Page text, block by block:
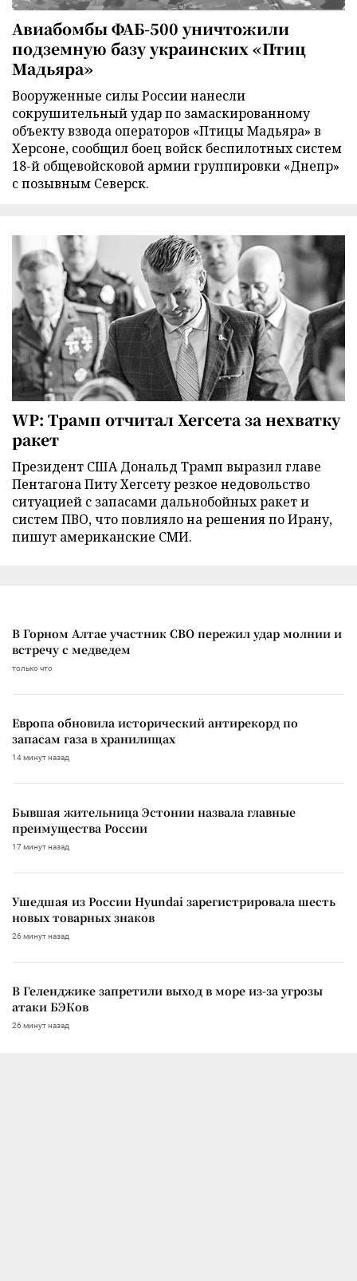
Авиабомбы ФАБ-500 уничтожили
подземную базу украинских «Птиц
Мадьяра»
Вооруженные силы России нанесли
сокрушительный удар по замаскированному
объекту взвода операторов «Птицы Мадьяра» в
Херсоне, сообщил боец войск беспилотных систем
18-й общевойсковой армии группировки «Днепр»
с позывным Северск.
WP: Трамп отчитал Хегсета за нехватку
ракет
Президент США Дональд Трамп выразил главе
Пентагона Питу Хегсету резкое недовольство
ситуацией с запасами дальнобойных ракет и
систем ПВО, что повлияло на решения по Ирану,
пишут американские СМИ.
В Горном Алтае участник СВО пережил удар молнии и
встречу с медведем
только что
Европа обновила исторический антирекорд по
запасам газа в хранилищах
14 минут назад
Бывшая жительница Эстонии назвала главные
преимущества России
17 минут назад
Ушедшая из России Hyundai зарегистрировала шесть
новых товарных знаков
26 минут назад
В Геленджике запретили выход в море из-за угрозы
атаки БЭКов
26 минут назад